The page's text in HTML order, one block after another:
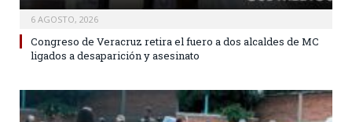
6 AGOSTO, 2026
Congreso de Veracruz retira el fuero a dos alcaldes de MC
ligados a desaparición y asesinato